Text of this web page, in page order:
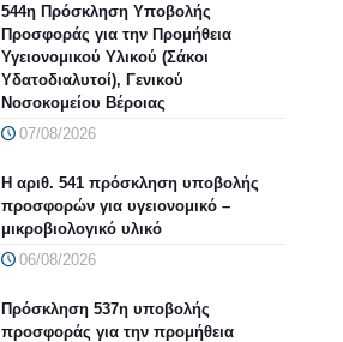
544η Πρόσκληση Υποβολής
Προσφοράς για την Προμήθεια
Υγειονομικού Υλικού (Σάκοι
Υδατοδιαλυτοί), Γενικού
Νοσοκομείου Βέροιας
07/08/2026
Η αριθ. 541 πρόσκληση υποβολής
προσφορών για υγειονομικό –
μικροβιολογικό υλικό
06/08/2026
Πρόσκληση 537η υποβολής
προσφοράς για την προμήθεια